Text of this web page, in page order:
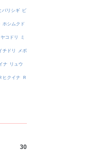
バリシギ ビ
ホシムクド
ヤコドリ ミ
チドリ メボ
ナ リュウ
ヒクイナ Ｒ
30